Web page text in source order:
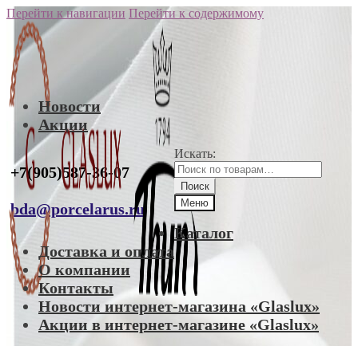
Перейти к навигации Перейти к содержимому
Новости
Акции
+7(905)587-36-07
bda@porcelarus.ru
Искать:
Поиск
Меню
Каталог
Доставка и оплата
О компании
Контакты
Новости интернет-магазина «Glaslux»
Акции в интернет-магазине «Glaslux»